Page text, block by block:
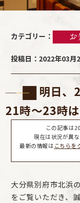
カテゴリー：
投稿日：2022年03月
明日、
21時～23時は
この記事は
現在は状況が異
最新の情報は こちらを
大分県別府市北浜
をご覧いただき、